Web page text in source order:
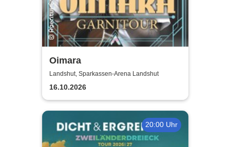
Oimara
Landshut, Sparkassen-Arena Landshut
16.10.2026
20:00 Uhr